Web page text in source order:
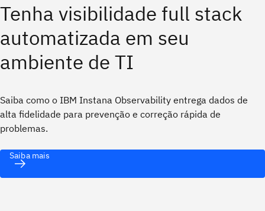
Tenha visibilidade full stack
automatizada em seu
ambiente de TI
Saiba como o IBM Instana Observability entrega dados de
alta fidelidade para prevenção e correção rápida de
problemas.
Saiba mais